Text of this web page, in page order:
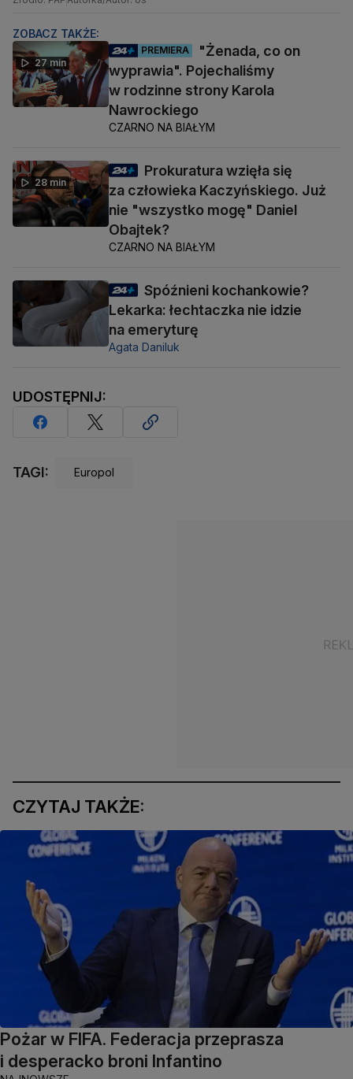
ZOBACZ TAKŻE:
27 min
PREMIERA
"Żenada, co on
wyprawia". Pojechaliśmy
w rodzinne strony Karola
Nawrockiego
CZARNO NA BIAŁYM
28 min
Prokuratura wzięła się
za człowieka Kaczyńskiego. Już
nie "wszystko mogę" Daniel
Obajtek?
CZARNO NA BIAŁYM
Spóźnieni kochankowie?
Lekarka: łechtaczka nie idzie
na emeryturę
Agata Daniluk
UDOSTĘPNIJ:
TAGI: Europol
CZYTAJ TAKŻE:
Pożar w FIFA. Federacja przeprasza
i desperacko broni Infantino